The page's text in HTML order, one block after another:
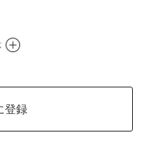
登録